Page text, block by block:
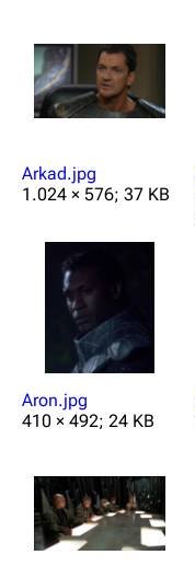
Arkad.jpg
1.024 × 576; 37 KB
Aron.jpg
410 × 492; 24 KB